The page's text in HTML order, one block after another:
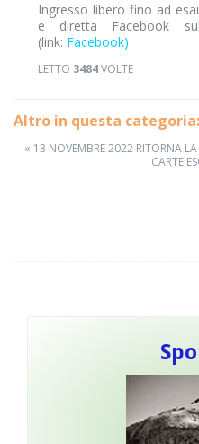
Ingresso libero fino ad
e diretta Facebook
(link: Facebook)
LETTO 3484VOLTE
Altro in questa categoria:
« 13 NOVEMBRE 2022 RITORNA
CARTE